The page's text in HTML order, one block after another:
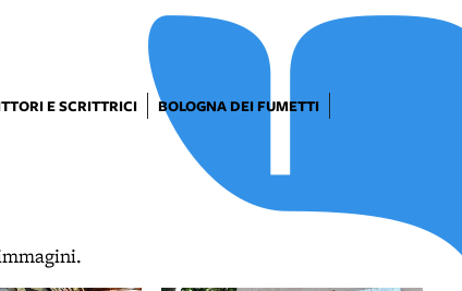
E SCRITTRICI
BOLOGNA DEI FUMETTI